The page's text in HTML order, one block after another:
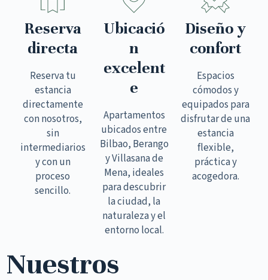
Reserva
directa
Reserva tu
estancia
directamente
con nosotros,
sin
intermediarios
y con un
proceso
sencillo.
Ubicació
n
excelent
e
Apartamentos
ubicados entre
Bilbao, Berango
y Villasana de
Mena, ideales
para descubrir
la ciudad, la
naturaleza y el
entorno local.
Diseño y
confort
Espacios
cómodos y
equipados para
disfrutar de una
estancia
flexible,
práctica y
acogedora.
Nuestros